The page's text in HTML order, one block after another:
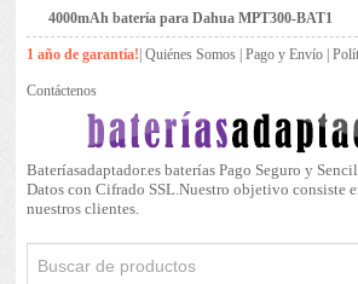
4000mAh batería para Dahua MPT300-BAT1
1 año de garantía! |Quiénes Somos |Pago y Envío |
Contáctenos
Bateríasadaptador.es baterías Pago Seguro y
Datos con Cifrado SSL.Nuestro objetivo consiste
nuestros clientes.